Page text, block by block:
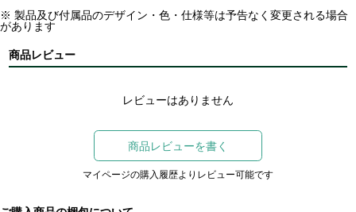
※ 製品及び付属品のデザイン・色・仕様等は予告なく変更される場合
があります
商品レビュー
レビューはありません
商品レビューを書く
マイページの購入履歴よりレビュー可能です